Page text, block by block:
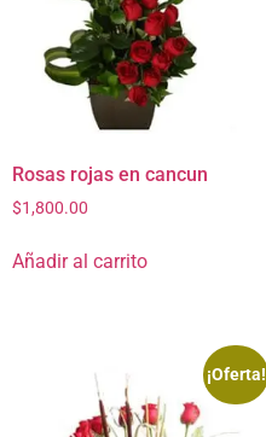
Rosas rojas en cancun
$1,800.00
Añadir al carrito
¡Oferta!